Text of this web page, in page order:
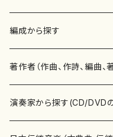
楽譜
書籍
書籍
テキストブック
CD・DVD
編成から探す
邦楽器
箏・琴（ソロ）
箏・琴（合奏）
合唱
著作者（作曲、作詩、編曲、
あ行
演奏家から探す(CD/DVD